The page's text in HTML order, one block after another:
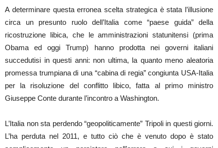
A determinare questa erronea scelta strategica è stata l’illusione
circa un presunto ruolo dell’Italia come “paese guida” della
ricostruzione libica, che le amministrazioni statunitensi (prima
Obama ed oggi Trump) hanno prodotta nei governi italiani
succedutisi in questi anni: non ultima, la quanto meno aleatoria
promessa trumpiana di una “cabina di regia” congiunta USA-Italia
per la risoluzione del conflitto libico, fatta al primo ministro
Giuseppe Conte durante l’incontro a Washington.
L’Italia non sta perdendo “geopoliticamente” Tripoli in questi giorni.
L’ha perduta nel 2011, e tutto ciò che è venuto dopo è stato